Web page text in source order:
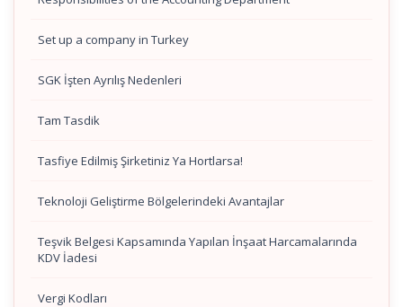
Set up a company in Turkey
SGK İşten Ayrılış Nedenleri
Tam Tasdik
Tasfiye Edilmiş Şirketiniz Ya Hortlarsa!
Teknoloji Geliştirme Bölgelerindeki Avantajlar
Teşvik Belgesi Kapsamında Yapılan İnşaat Harcamalarında
KDV İadesi
Vergi Kodları